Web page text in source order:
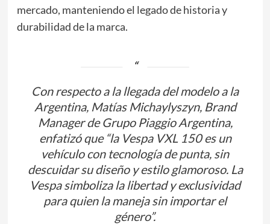
mercado, manteniendo el legado de historia y
durabilidad de la marca.
Con respecto a la llegada del modelo a la
Argentina, Matías Michaylyszyn, Brand
Manager de Grupo Piaggio Argentina,
enfatizó que “la Vespa VXL 150 es un
vehículo con tecnología de punta, sin
descuidar su diseño y estilo glamoroso. La
Vespa simboliza la libertad y exclusividad
para quien la maneja sin importar el
género”.